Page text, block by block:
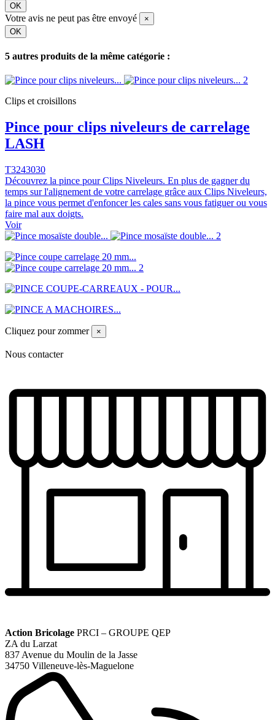
OK
Votre avis ne peut pas être envoyé
×
OK
5 autres produits de la même catégorie :
Clips et croisillons
Pince pour clips niveleurs de carrelage
LASH
T3243030
Découvrez la pince pour Clips Niveleurs. En plus de gagner du
temps sur l'alignement de votre carrelage grâce aux Clips Niveleurs,
la pince vous permet d'enfoncer les cales sans vous fatiguer ou vous
faire mal aux doigts.
Voir
Cliquez pour zommer ×
Nous contacter
Action Bricolage PRCI – GROUPE QEP
ZA du Larzat
837 Avenue du Moulin de la Jasse
34750 Villeneuve-lès-Maguelone